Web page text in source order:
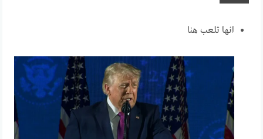
انها تلعب هنا